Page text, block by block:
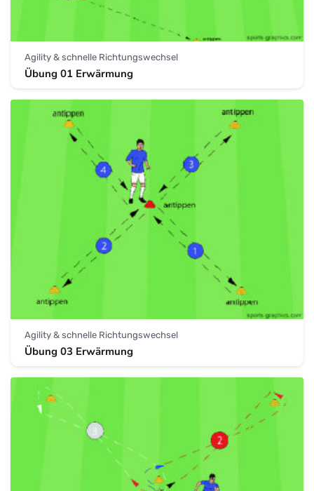
Agility & schnelle Richtungswechsel
Übung 01 Erwärmung
Agility & schnelle Richtungswechsel
Übung 03 Erwärmung